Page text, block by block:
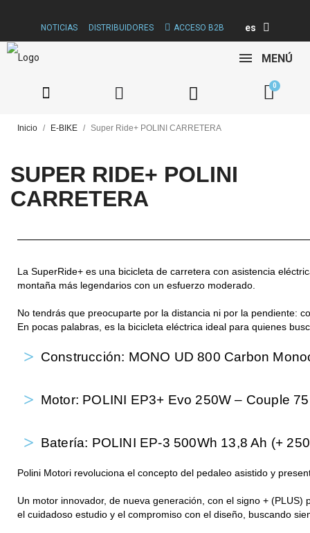
NOTICIAS DISTRIBUIDORES ACCESO B2B es
MENÚ
Inicio E-BIKE Super Ride+ POLINI CARRETERA
SUPER RIDE+ POLINI
CARRETERA
La SuperRide+ es una bicicleta de carretera con asistencia
montaña más legendarios con un esfuerzo moderado.
No tendrás que preocuparte por la distancia ni por la pendiente:
En pocas palabras, es la bicicleta eléctrica ideal para quienes
Construcción: MONO UD 800 Carbon
Motor: POLINI EP3+ Evo 250W – Couple
Batería: POLINI EP-3 500Wh 13,8 Ah (+
Polini Motori revoluciona el concepto del pedaleo asistido y
Un motor innovador, de nueva generación, con el signo +
el cuidadoso estudio y el compromiso con el diseño, buscando